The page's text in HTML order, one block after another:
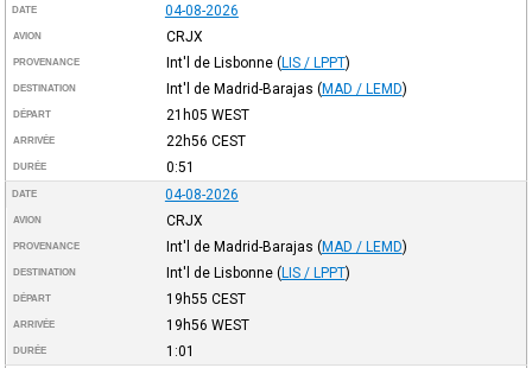
DATE 04-08-2026
AVION CRJX
PROVENANCE Int'l de Lisbonne (LIS / LPPT)
DESTINATION Int'l de Madrid-Barajas (MAD / LEMD)
DÉPART 21h05 WEST
ARRIVÉE 22h56 CEST
DURÉE 0:51
DATE 04-08-2026
AVION CRJX
PROVENANCE Int'l de Madrid-Barajas (MAD / LEMD)
DESTINATION Int'l de Lisbonne (LIS / LPPT)
DÉPART 19h55 CEST
ARRIVÉE 19h56 WEST
DURÉE 1:01